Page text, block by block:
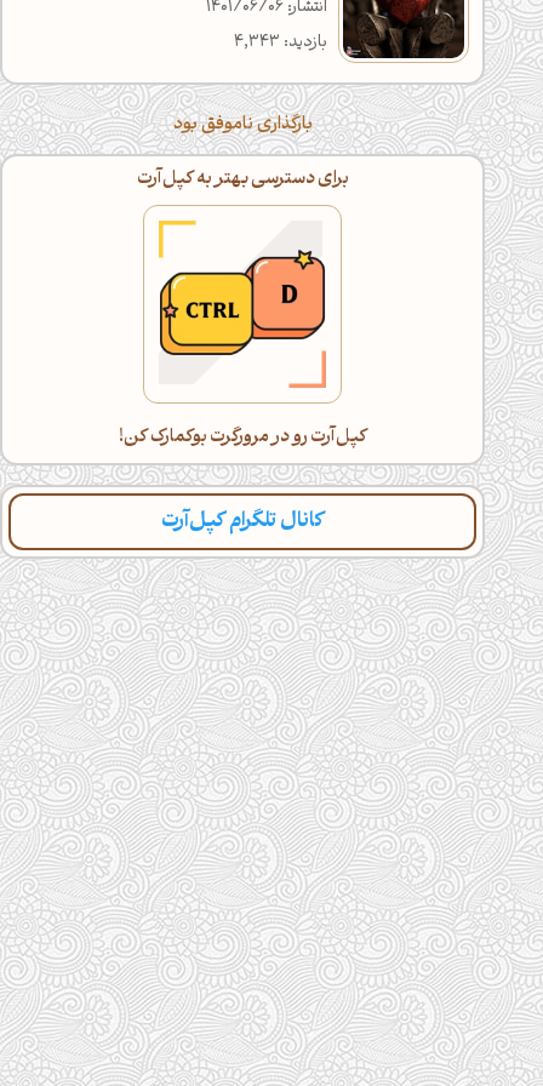
سیاسی رندر سه بعدی میز و صندلی اسرائیل در سازمان ملل
انتشار: 1401/06/06
بازدید: 4,343
بارگذاری ناموفق بود
اگه خسته شدی، با گوشی ادامه بده!
دراز بکش و کپل‌آرت رو اسکرول کن(:
کانال تلگرام کپل‌آرت